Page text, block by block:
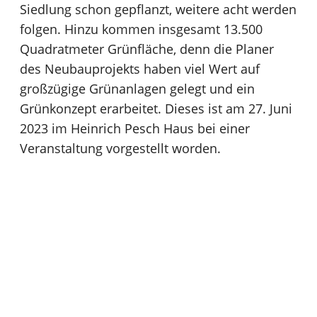
Siedlung schon gepflanzt, weitere acht werden
folgen. Hinzu kommen insgesamt 13.500
Quadratmeter Grünfläche, denn die Planer
des Neubauprojekts haben viel Wert auf
großzügige Grünanlagen gelegt und ein
Grünkonzept erarbeitet. Dieses ist am 27. Juni
2023 im Heinrich Pesch Haus bei einer
Veranstaltung vorgestellt worden.